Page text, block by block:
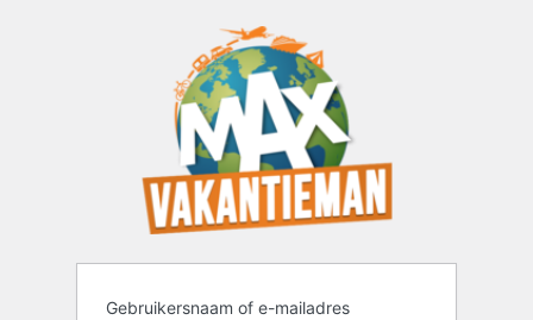
Gebruikersnaam of e-mailadres